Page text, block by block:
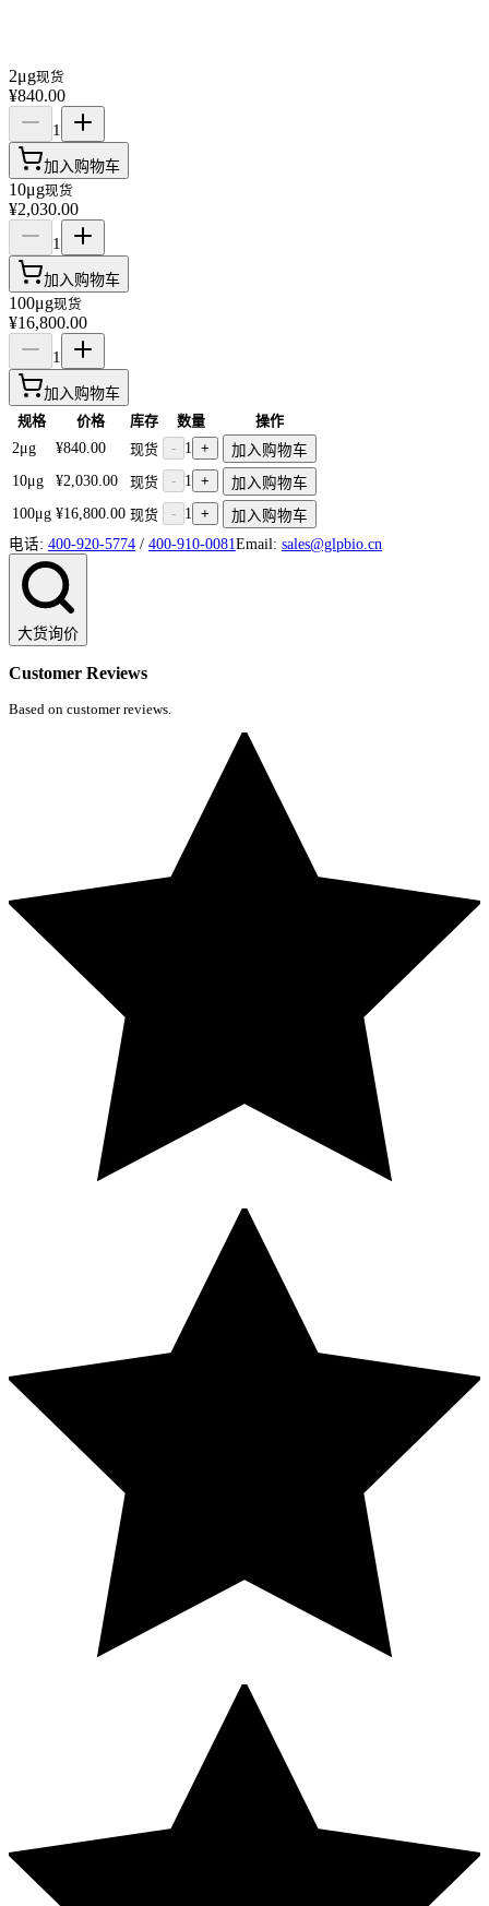
2μg现货
¥840.00
1
加入购物车
10μg现货
¥2,030.00
1
加入购物车
100μg现货
¥16,800.00
1
加入购物车
规格 价格 库存 数量
操作
2μg
¥840.00 现货 - 1 +
加入购物车
10μg
¥2,030.00 现货 - 1 +
加入购物车
100μg ¥16,800.00 现货 - 1 +
加入购物车
电话: 400-920-5774 / 400-910-0081 Email: sales@glpbio.cn
大货询价
Customer Reviews
Based on customer reviews.